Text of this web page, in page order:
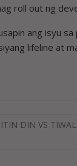
roll out ng
ang isyu
lifeline at
DIN VS